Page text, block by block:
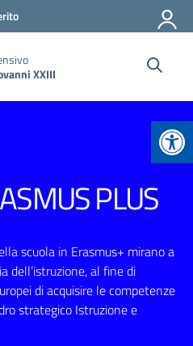
XXIII
PLUS
scuola in Erasmus+ mirano a
dell’istruzione, al fine di
di acquisire le competenze
strategico Istruzione e